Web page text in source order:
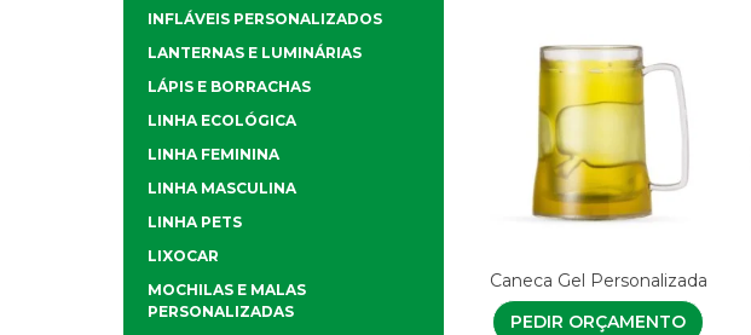
Caneca Gel Personalizada
PEDIR ORÇAMENTO
INFLÁVEIS PERSONALIZADOS
LANTERNAS E LUMINÁRIAS
LÁPIS E BORRACHAS
LINHA ECOLÓGICA
LINHA FEMININA
LINHA MASCULINA
LINHA PETS
LIXOCAR
MOCHILAS E MALAS
PERSONALIZADAS